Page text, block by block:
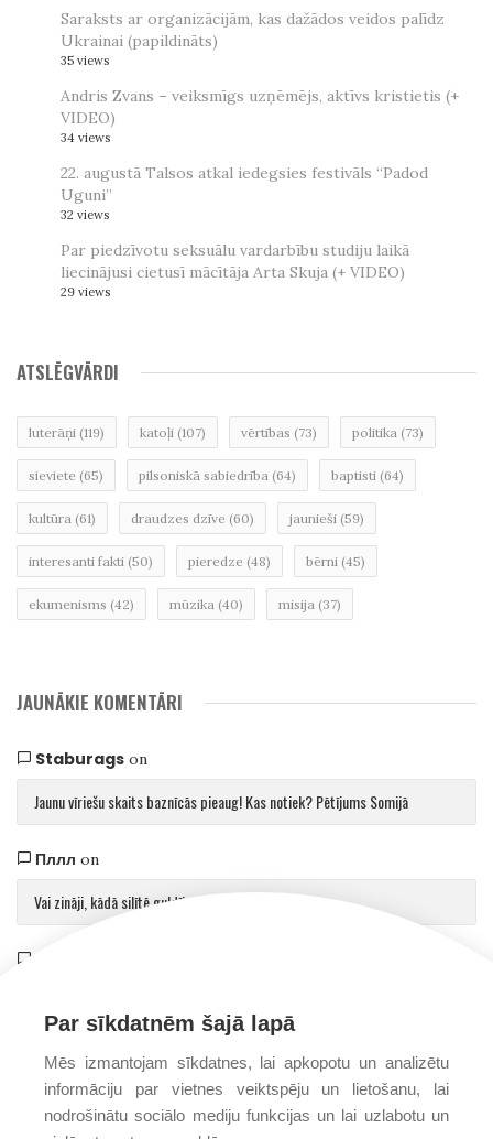
Saraksts ar organizācijām, kas dažādos veidos palīdz
Ukrainai (papildināts)
35 views
Andris Zvans – veiksmīgs uzņēmējs, aktīvs kristietis (+
VIDEO)
34 views
22. augustā Talsos atkal iedegsies festivāls “Padod
Uguni”
32 views
Par piedzīvotu seksuālu vardarbību studiju laikā
liecinājusi cietusī mācītāja Arta Skuja (+ VIDEO)
29 views
ATSLĒGVĀRDI
luterāņi (119) katoļi (107) vērtības (73) politika (73)
sieviete (65) pilsoniskā sabiedrība (64) baptisti (64)
kultūra (61) draudzes dzīve (60) jaunieši (59)
interesanti fakti (50) pieredze (48) bērni (45)
ekumenisms (42) mūzika (40) misija (37)
JAUNĀKIE KOMENTĀRI
Staburagson
Jaunu vīriešu skaits baznīcās pieaug! Kas notiek? Pētījums Somijā
Пллл on
Vai zināji, kādā silītē guldīja Jēzu?
Par sīkdatnēm šajā lapā
Mēs izmantojam sīkdatnes, lai apkopotu un analizētu
informāciju par vietnes veiktspēju un lietošanu, lai
nodrošinātu sociālo mediju funkcijas un lai uzlabotu un